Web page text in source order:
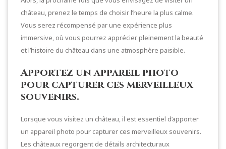
château, prenez le temps de choisir l’heure la plus calme.
Vous serez récompensé par une expérience plus
immersive, où vous pourrez apprécier pleinement la beauté
et l’histoire du château dans une atmosphère paisible.
Apportez un appareil photo
pour capturer ces merveilleux
souvenirs.
Lorsque vous visitez un château, il est essentiel d’apporter
un appareil photo pour capturer ces merveilleux souvenirs.
Les châteaux regorgent de détails architecturaux